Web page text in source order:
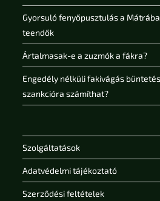
Gyorsuló fenyőpusztulás a
teendők
Ártalmasak-e a zuzmók a fákra?
Engedély nélküli fakivágás
szankcióra számíthat?
Szolgáltatások
Adatvédelmi tájékoztató
Szerződési feltételek